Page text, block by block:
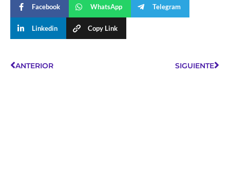
Facebook WhatsApp Telegram
Linkedin Copy Link
ANTERIOR SIGUIENTE